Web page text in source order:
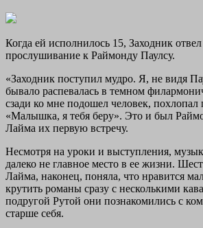
Когда ей исполнилось 15, Заходник
прослушивание к Раймонду Паулсу.
«Заходник поступил мудро. Я, не видя
бывало распевалась в темном
сзади ко мне подошел человек, похлопал
«Малышка, я тебя беру». Это и был
Лайма их первую встречу.
Несмотря на уроки и выступления,
далеко не главное место в ее жизни.
Лайма, наконец, поняла, что нравится
крутить романы сразу с несколькими
подругой Рутой они познакомились с
старше себя.